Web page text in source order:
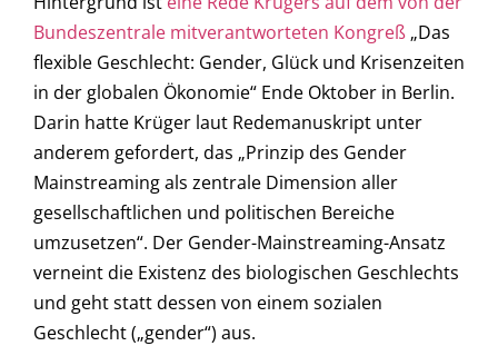
Bundeszentrale mitverantworteten Kongreß „Das
flexible Geschlecht: Gender, Glück und Krisenzeiten
in der globalen Ökonomie“ Ende Oktober in Berlin.
Darin hatte Krüger laut Redemanuskript unter
anderem gefordert, das „Prinzip des Gender
Mainstreaming als zentrale Dimension aller
gesellschaftlichen und politischen Bereiche
umzusetzen“. Der Gender-Mainstreaming-Ansatz
verneint die Existenz des biologischen Geschlechts
und geht statt dessen von einem sozialen
Geschlecht („gender“) aus.